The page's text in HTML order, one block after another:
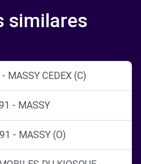
similares
MASSY CEDEX (C)
- MASSY
- MASSY (O)